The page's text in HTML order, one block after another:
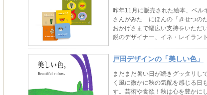
昨年11月に販売された絵本、ベル
さんがみた にほんの『きせつの
おかげさまで幅広い支持をいただ
鋭のデザイナー、イネ・レイラン
戸田デザインの「美しい色」
まだまだ暑い日が続きグッタリし
く風に微かに秋の気配を感じる日
す。芸術や食欲！秋は心を豊かに